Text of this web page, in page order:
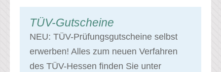
TÜV-Gutscheine
NEU: TÜV-Prüfungsgutscheine selbst
erwerben! Alles zum neuen Verfahren
des TÜV-Hessen finden Sie unter